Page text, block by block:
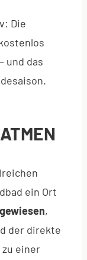
Die
und das
ein Ort
,
der direkte
zu einer